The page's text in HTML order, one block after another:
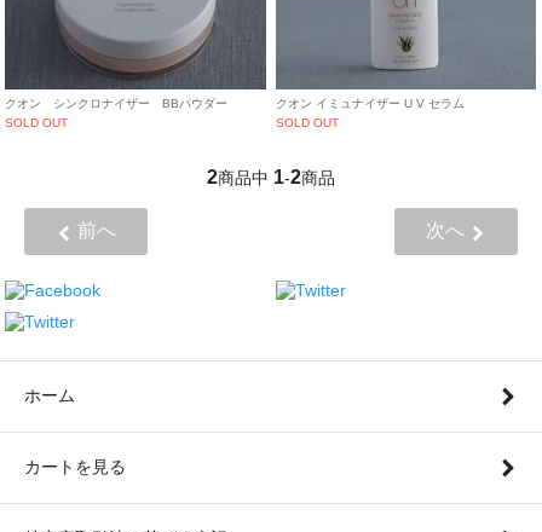
クオン シンクロナイザー BBパウダー
SOLD OUT
クオン イミュナイザー U V セラム
SOLD OUT
2商品中 1-2商品
前へ 次へ
ホーム
カートを見る